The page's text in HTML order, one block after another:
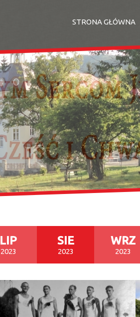
STRONA GŁÓWNA
LIP
2023
SIE
2023
WRZ
2023